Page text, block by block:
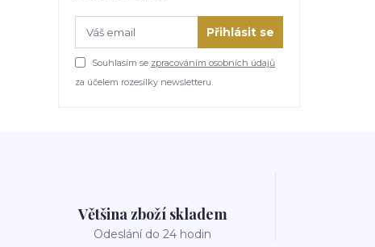
Přihlásit se
Souhlasím se zpracováním osobních údajů
za účelem rozesílky newsletteru.
Většina zboží skladem
Odeslání do 24 hodin